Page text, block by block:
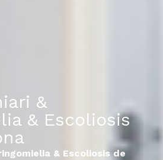
&
& Escoliosis
& Escoliosis de